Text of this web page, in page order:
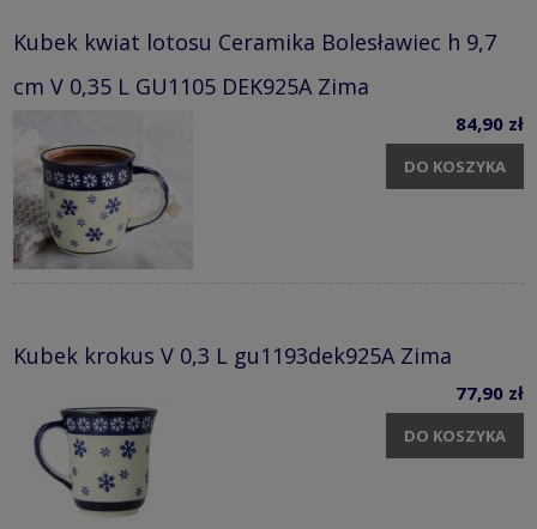
Kubek kwiat lotosu Ceramika Bolesławiec h 9,7
cm V 0,35 L GU1105 DEK925A Zima
84,90 zł
DO KOSZYKA
Kubek krokus V 0,3 L gu1193dek925A Zima
77,90 zł
DO KOSZYKA